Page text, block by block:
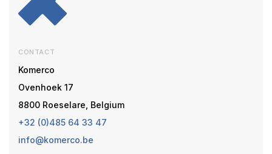
CONTACT
Komerco
Ovenhoek 17
8800 Roeselare, Belgium
+32 (0)485 64 33 47
info@komerco.be